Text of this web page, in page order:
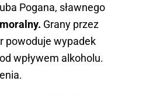
Pogana, sławnego
Grany przez
powoduje wypadek
wpływem alkoholu.